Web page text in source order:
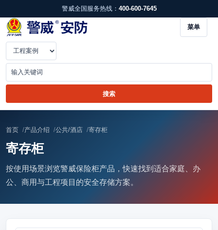
警威全国服务热线： 400-600-7645
菜单
首页 产品介绍 公共/酒店 寄存柜
寄存柜
按使用场景浏览警威保险柜产品，快速找到适合家庭、办
公、商用与工程项目的安全存储方案。